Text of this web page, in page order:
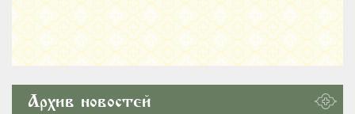
Архив новостей